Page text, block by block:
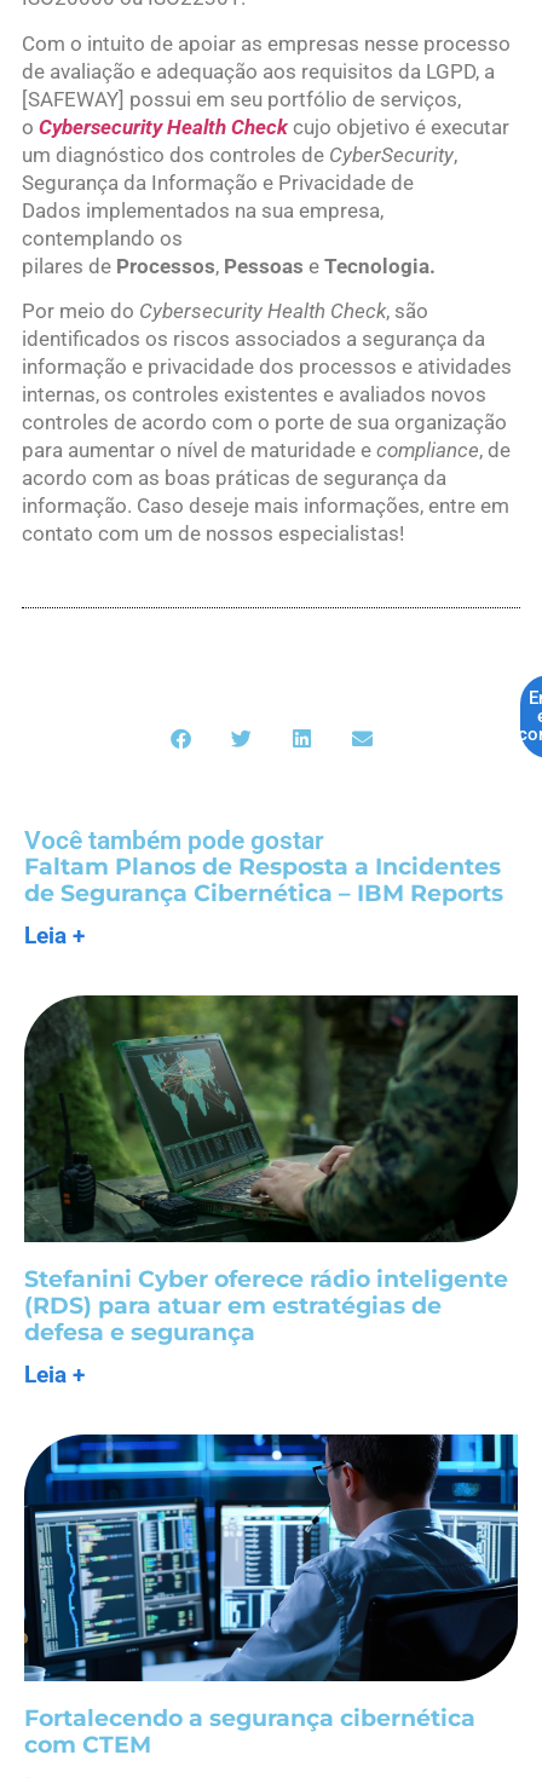
Com o intuito de apoiar as empresas nesse processo
de avaliação e adequação aos requisitos da LGPD, a
[SAFEWAY] possui em seu portfólio de serviços,
o Cybersecurity Health Check cujo objetivo é executar
um diagnóstico dos controles de CyberSecurity,
Segurança da Informação e Privacidade de
Dados implementados na sua empresa,
contemplando os
pilares de Processos, Pessoas e Tecnologia.
Por meio do Cybersecurity Health Check, são
identificados os riscos associados a segurança da
informação e privacidade dos processos e atividades
internas, os controles existentes e avaliados novos
controles de acordo com o porte de sua organização
para aumentar o nível de maturidade e compliance, de
acordo com as boas práticas de segurança da
informação. Caso deseje mais informações, entre em
contato com um de nossos especialistas!
Você também pode gostar
Faltam Planos de Resposta a Incidentes
de Segurança Cibernética – IBM Reports
Leia +
Stefanini Cyber oferece rádio inteligente
(RDS) para atuar em estratégias de
defesa e segurança
Leia +
Fortalecendo a segurança cibernética
com CTEM